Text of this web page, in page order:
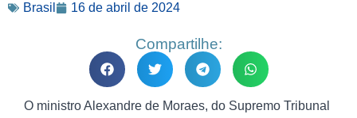
Brasil 16 de abril de 2024
Compartilhe:
O ministro Alexandre de Moraes, do Supremo Tribunal